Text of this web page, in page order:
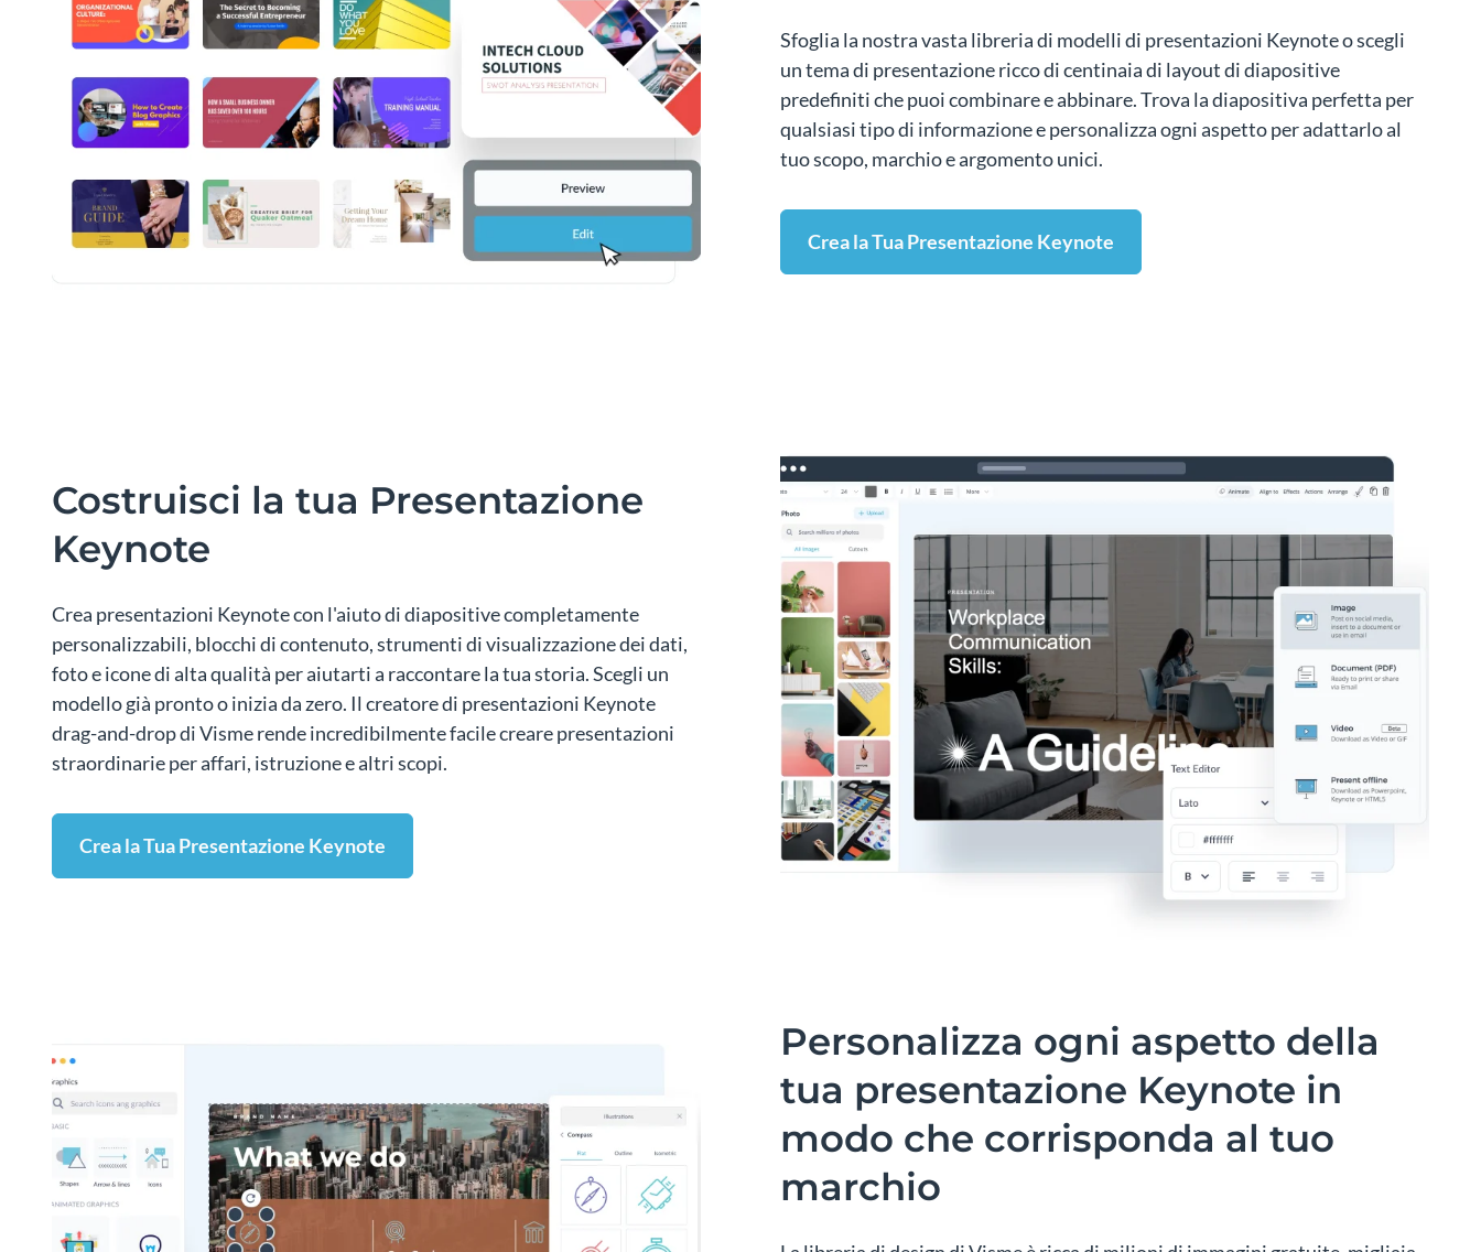
Sfoglia la nostra vasta libreria di modelli di presentazioni Keynote o scegli
un tema di presentazione ricco di centinaia di layout di diapositive
predefiniti che puoi combinare e abbinare. Trova la diapositiva perfetta per
qualsiasi tipo di informazione e personalizza ogni aspetto per adattarlo al
tuo scopo, marchio e argomento unici.
Crea la Tua Presentazione Keynote
Costruisci la tua Presentazione
Keynote
Crea presentazioni Keynote con l'aiuto di diapositive completamente
personalizzabili, blocchi di contenuto, strumenti di visualizzazione dei dati,
foto e icone di alta qualità per aiutarti a raccontare la tua storia. Scegli un
modello già pronto o inizia da zero. Il creatore di presentazioni Keynote
drag-and-drop di Visme rende incredibilmente facile creare presentazioni
straordinarie per affari, istruzione e altri scopi.
Crea la Tua Presentazione Keynote
Personalizza ogni aspetto della
tua presentazione Keynote in
modo che corrisponda al tuo
marchio